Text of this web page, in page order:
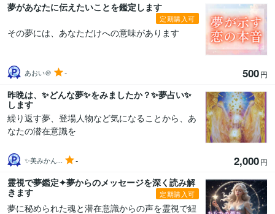
夢があなたに伝えたいことを鑑定します
定期購入可
その夢には、あなただけへの意味があります
あおい＠ - 500円
昨晩は、✨どんな夢✨をみましたか？✨夢占い✨
します
繰り返す夢、登場人物など気になることから、あ
なたの潜在意識を
✨美みかん... - 2,000円
霊視で夢鑑定✦夢からのメッセージを深く読み解
きます
定期購入可
夢に秘められた魂と潜在意識からの声を霊視で紐